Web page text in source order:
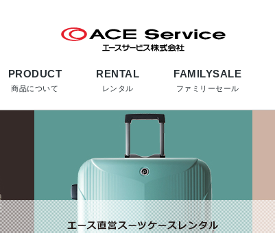
PRODUCT
商品について
RENTAL
レンタル
FAMILYSALE
ファミリーセール